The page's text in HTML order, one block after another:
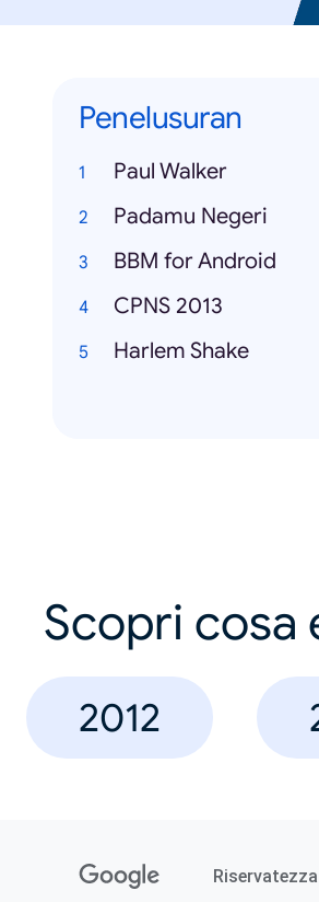
Penelusuran
Paul Walker
Padamu Negeri
BBM for Android
CPNS 2013
Harlem Shake
Scopri cosa
2012
Riservatezza